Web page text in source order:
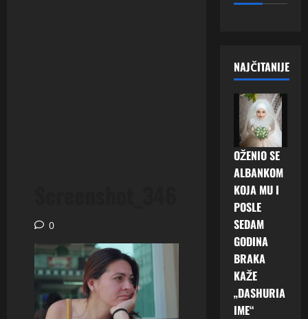
0
NAJČITANIJE
OŽENIO SE
ALBANKOM
KOJA MU I
POSLE
SEDAM
GODINA
BRAKA
KAŽE
„DASHURIA
IME“